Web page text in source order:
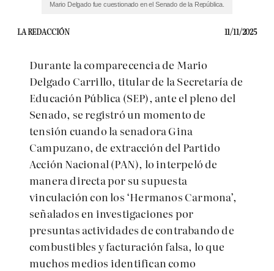
Mario Delgado fue cuestionado en el Senado de la República.
LA REDACCIÓN 11/11/2025
Durante la comparecencia de Mario
Delgado Carrillo, titular de la Secretaría de
Educación Pública (SEP), ante el pleno del
Senado, se registró un momento de
tensión cuando la senadora Gina
Campuzano, de extracción del Partido
Acción Nacional (PAN), lo interpeló de
manera directa por su supuesta
vinculación con los ‘Hermanos Carmona’,
señalados en investigaciones por
presuntas actividades de contrabando de
combustibles y facturación falsa, lo que
muchos medios identifican como